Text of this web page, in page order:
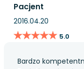
Pacjent
2016.04.20
★★★★★
★★★★★ 5.0
Bardzo